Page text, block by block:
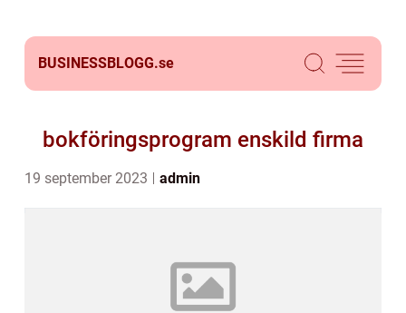
BUSINESSBLOGG.se
bokföringsprogram enskild firma
19 september 2023 admin